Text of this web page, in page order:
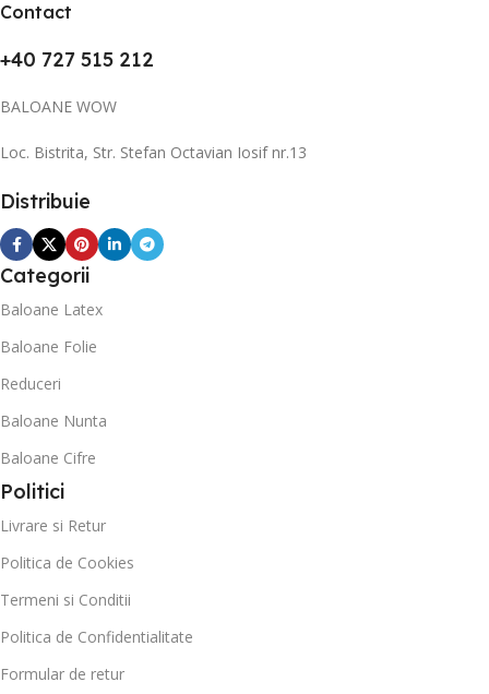
Contact
+40 727 515 212
BALOANE WOW
Loc. Bistrita, Str. Stefan Octavian Iosif nr.13
Distribuie
Categorii
Baloane Latex
Baloane Folie
Reduceri
Baloane Nunta
Baloane Cifre
Politici
Livrare si Retur
Politica de Cookies
Termeni si Conditii
Politica de Confidentialitate
Formular de retur